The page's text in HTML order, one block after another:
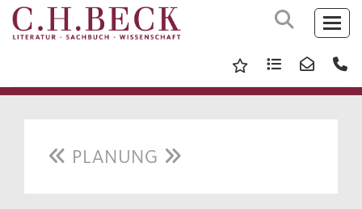
PLANUNG